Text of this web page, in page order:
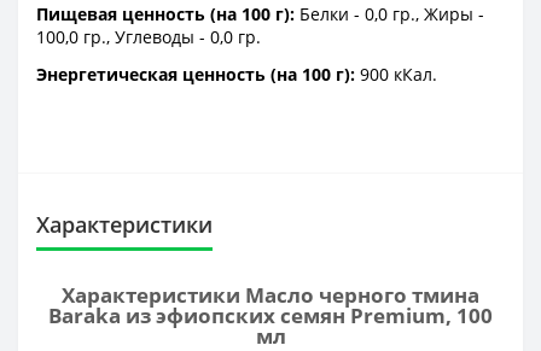
Пищевая ценность (на 100 г): Белки - 0,0 гр., Жиры -
100,0 гр., Углеводы - 0,0 гр.
Энергетическая ценность (на 100 г): 900 кКал.
Характеристики
Характеристики Масло черного тмина
Baraka из эфиопских семян Premium, 100
мл